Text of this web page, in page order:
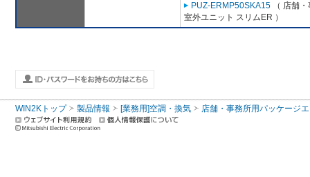
PUZ-ERMP50SKA15 （ 店舗
室外ユニット スリムER ）
WIN2Kトップ 製品情報 [業務用]空調・換気 店舗・事務所用パッケージ